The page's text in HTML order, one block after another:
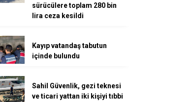
sürücülere toplam 280 bin
lira ceza kesildi
Kayıp vatandaş tabutun
içinde bulundu
Sahil Güvenlik, gezi teknesi
ve ticari yattan iki kişiyi tıbbi